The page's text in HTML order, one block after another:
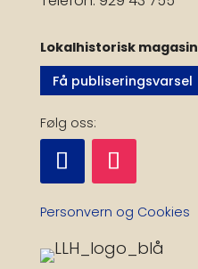
Lokalhistorisk magasin
Få publiseringsvarsel
Følg oss:
Personvern og Cookies